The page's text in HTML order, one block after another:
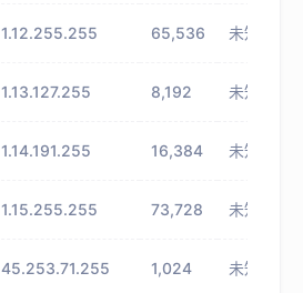
1.12.255.255 65,536 未知
1.13.127.255 8,192 未知
1.14.191.255 16,384 未知
1.15.255.255 73,728 未知
45.253.71.255 1,024 未知